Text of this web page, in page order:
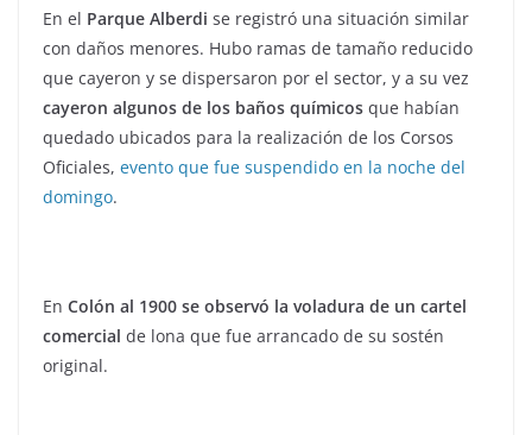
En el Parque Alberdi se registró una situación similar
con daños menores. Hubo ramas de tamaño reducido
que cayeron y se dispersaron por el sector, y a su vez
cayeron algunos de los baños químicos que habían
quedado ubicados para la realización de los Corsos
Oficiales, evento que fue suspendido en la noche del
domingo.
En Colón al 1900 se observó la voladura de un cartel
comercial de lona que fue arrancado de su sostén
original.